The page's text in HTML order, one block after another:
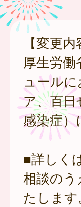
【変更内
厚生労
ュール
ア、百日
感染症）
■詳しく
相談の
たします